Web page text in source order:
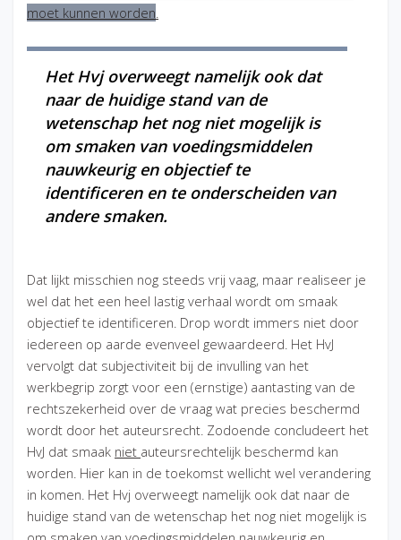
moet kunnen worden
Het Hvj overweegt namelijk ook dat
naar de huidige stand van de
wetenschap het nog niet mogelijk is
om smaken van voedingsmiddelen
nauwkeurig en objectief te
identificeren en te onderscheiden van
andere smaken.
Dat lijkt misschien nog steeds vrij vaag, maar realiseer je
wel dat het een heel lastig verhaal wordt om smaak
objectief te identificeren. Drop wordt immers niet door
iedereen op aarde evenveel gewaardeerd. Het HvJ
vervolgt dat subjectiviteit bij de invulling van het
werkbegrip zorgt voor een (ernstige) aantasting van de
rechtszekerheid over de vraag wat precies beschermd
wordt door het auteursrecht. Zodoende concludeert het
HvJ dat smaak niet auteursrechtelijk beschermd kan
worden. Hier kan in de toekomst wellicht wel verandering
in komen. Het Hvj overweegt namelijk ook dat naar de
huidige stand van de wetenschap het nog niet mogelijk is